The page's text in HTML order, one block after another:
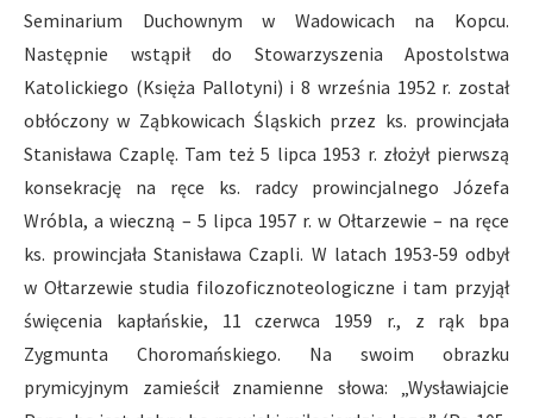
Seminarium Duchownym w Wadowicach na Kopcu.
Następnie wstąpił do Stowarzyszenia Apostolstwa
Katolickiego (Księża Pallotyni) i 8 września 1952 r. został
obłóczony w Ząbkowicach Śląskich przez ks. prowincjała
Stanisława Czaplę. Tam też 5 lipca 1953 r. złożył pierwszą
konsekrację na ręce ks. radcy prowincjalnego Józefa
Wróbla, a wieczną – 5 lipca 1957 r. w Ołtarzewie – na ręce
ks. prowincjała Stanisława Czapli. W latach 1953-59 odbył
w Ołtarzewie studia filozoficznoteologiczne i tam przyjął
święcenia kapłańskie, 11 czerwca 1959 r., z rąk bpa
Zygmunta Choromańskiego. Na swoim obrazku
prymicyjnym zamieścił znamienne słowa: „Wysławiajcie